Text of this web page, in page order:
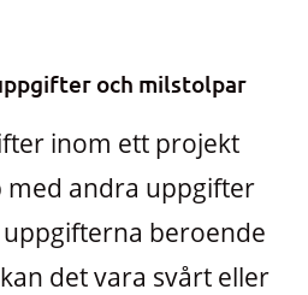
och milstolpar
inom ett projekt
med andra uppgifter
uppgifterna beroende
det vara svårt eller